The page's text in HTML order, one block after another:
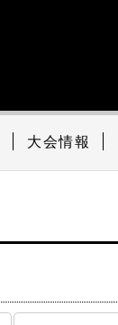
大会情報